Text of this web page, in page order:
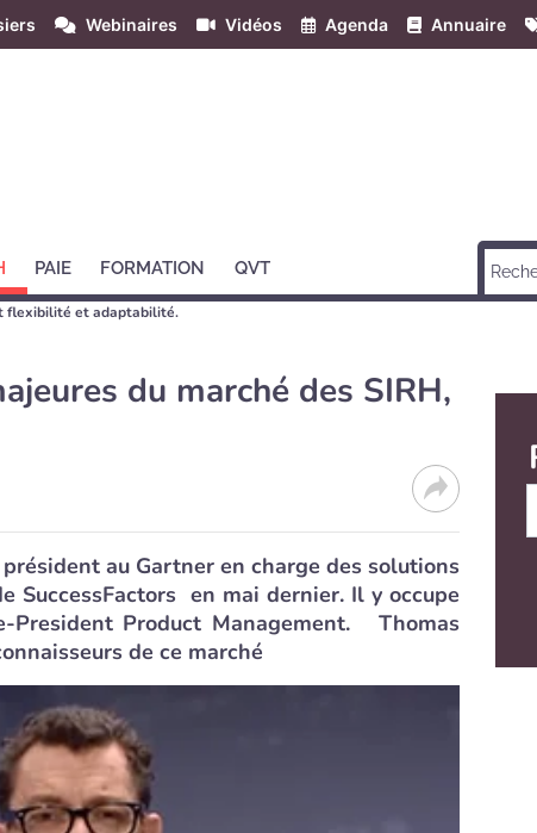
Webinaires Vidéos Agenda Annuaire
PAIE FORMATION QVT
flexibilité et adaptabilité.
du marché des SIRH,
au Gartner en charge des solutions
SuccessFactors en mai dernier. Il y occupe
President Product Management. Thomas
de ce marché